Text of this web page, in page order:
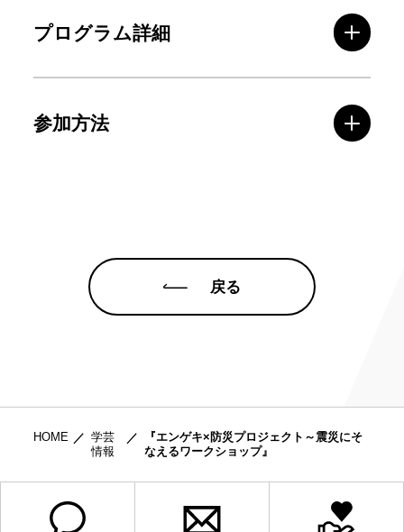
プログラム詳細
参加方法
戻る
HOME
学芸
情報
『エンゲキ×防災プロジェクト～震災にそ
なえるワークショップ』